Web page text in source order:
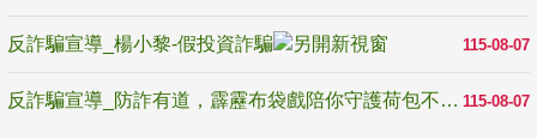
115-08-07
反詐騙宣導_楊小黎-假投資詐騙
115-08-07
反詐騙宣導_防詐有道，霹靂布袋戲陪你守護荷包不受騙